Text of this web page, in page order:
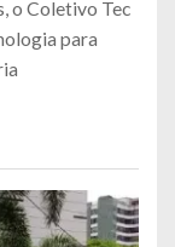
o Coletivo Tec
para